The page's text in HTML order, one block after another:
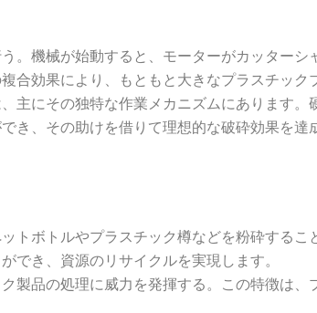
。機械が始動すると、モーターがカッターシ
合効果により、もともと大きなプラスチック
主にその独特な作業メカニズムにあります。
き、その助けを借りて理想的な破砕効果を達
トボトルやプラスチック樽などを粉砕するこ
でき、資源のリサイクルを実現します。
製品の処理に威力を発揮する。この特徴は、